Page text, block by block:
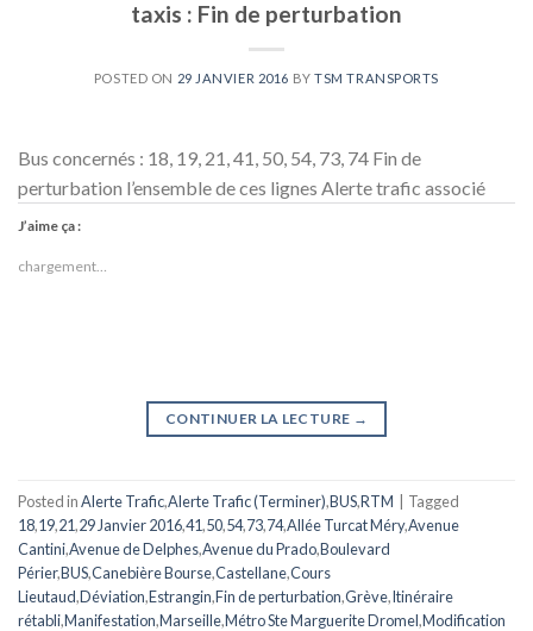
taxis : Fin de perturbation
POSTED ON 29 JANVIER 2016 BYTSM TRANSPORTS
Bus concernés : 18, 19, 21, 41, 50, 54, 73, 74 Fin de
perturbation l’ensemble de ces lignes Alerte trafic associé
J’aime ça :
chargement…
CONTINUER LA LECTURE →
Posted inAlerte Trafic,Alerte Trafic (Terminer),BUS,RTM
Tagged
18,19,21,29 Janvier 2016,41,50,54,73,74,Allée Turcat Méry,Avenue
Cantini,Avenue de Delphes,Avenue du Prado,Boulevard
Périer,BUS,Canebière Bourse,Castellane,Cours
Lieutaud,Déviation,Estrangin,Fin de perturbation,Grève,Itinéraire
rétabli,Manifestation,Marseille,Métro Ste Marguerite Dromel,Modification